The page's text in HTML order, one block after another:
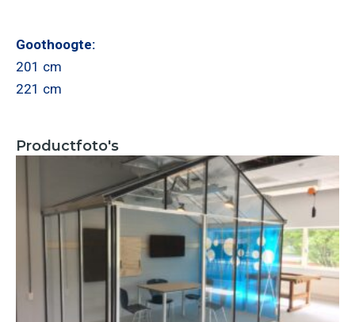
Goothoogte:
201 cm
221 cm
Productfoto's